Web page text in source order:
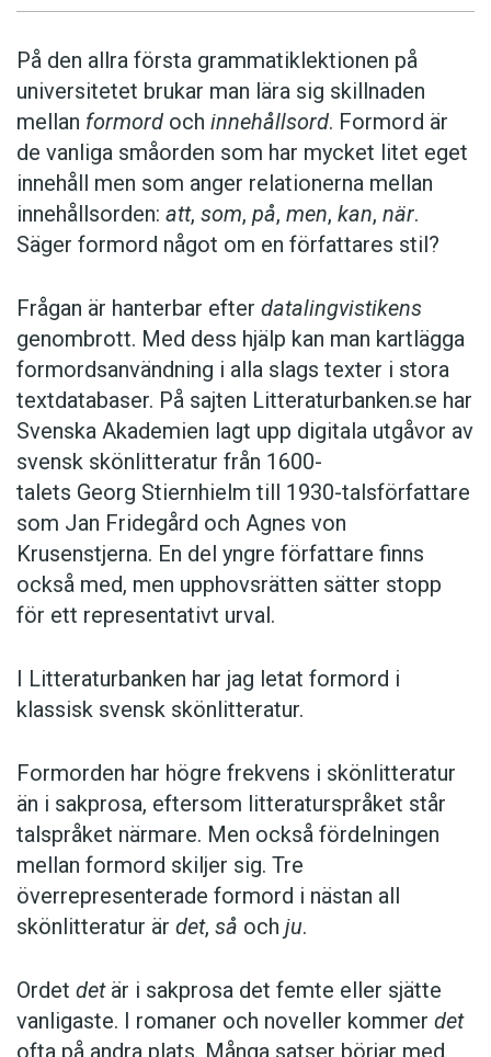
På den allra första grammatiklektionen på
universitetet brukar man lära sig skillnaden
mellan formord och innehållsord. Formord är
de vanliga småorden som har mycket litet eget
innehåll men som anger relationerna mellan
innehållsorden: att, som, på, men, kan, när.
Säger formord något om en författares stil?
Frågan är hanterbar efter datalingvistikens
genombrott. Med dess hjälp kan man kartlägga
formordsanvändning i alla slags texter i stora
textdatabaser. På sajten Litteraturbanken.se har
Svenska Akademien lagt upp digitala utgåvor av
svensk skönlitteratur från 1600-
talets Georg Stiernhielm till 1930-talsförfattare
som Jan Fridegård och Agnes von
Krusenstjerna. En del yngre författare finns
också med, men upphovsrätten sätter stopp
för ett representativt urval.
I Litteraturbanken har jag letat formord i
klassisk svensk skönlitteratur.
Formorden har högre frekvens i skönlitteratur
än i sakprosa, eftersom litteraturspråket står
talspråket närmare. Men också fördelningen
mellan formord skiljer sig. Tre
överrepresenterade formord i nästan all
skönlitteratur är det, så och ju.
Ordet detär i sakprosa det femte eller sjätte
vanligaste. I romaner och noveller kommer det